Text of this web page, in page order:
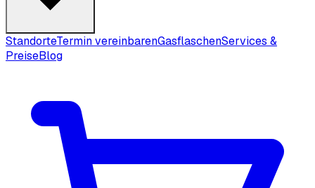
StandorteTermin vereinbarenGasflaschenServices &
PreiseBlog